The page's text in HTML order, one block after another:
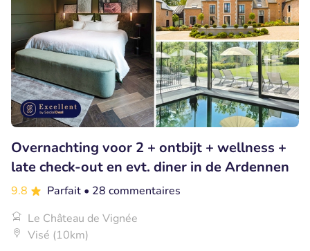
Overnachting voor 2 + ontbijt + wellness +
late check-out en evt. diner in de Ardennen
9.8 Parfait • 28 commentaires
Le Château de Vignée
Visé (10km)